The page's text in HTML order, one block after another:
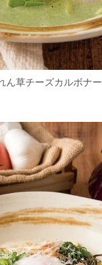
ん草チーズカルボナー